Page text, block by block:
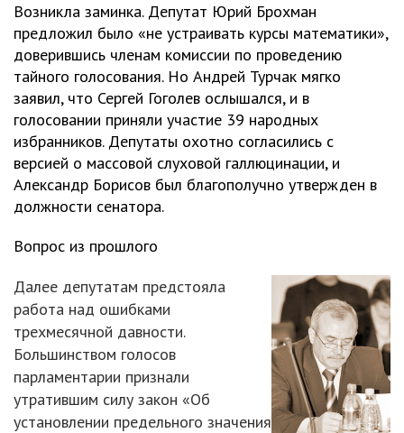
Возникла заминка. Депутат Юрий Брохман
предложил было «не устраивать курсы математики»,
доверившись членам комиссии по проведению
тайного голосования. Но Андрей Турчак мягко
заявил, что Сергей Гоголев ослышался, и в
голосовании приняли участие 39 народных
избранников. Депутаты охотно согласились с
версией о массовой слуховой галлюцинации, и
Александр Борисов был благополучно утвержден в
должности сенатора.
Вопрос из прошлого
Далее депутатам предстояла
работа над ошибками
трехмесячной давности.
Большинством голосов
парламентарии признали
утратившим силу закон «Об
установлении предельного значения